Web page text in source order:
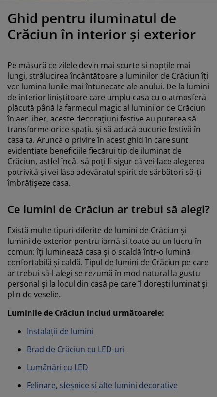
de saltea
Copii
copii
mobilierului
exterior
casă
pentru rufe
Ghid pentru iluminatul de
Crăciun în interior și exterior
Pe măsură ce zilele devin mai scurte și nopțile mai
lungi, strălucirea încântătoare a luminilor de Crăciun îți
vor lumina lunile mai întunecate ale anului. De la lumini
de interior liniștitoare care umplu casa cu o atmosferă
plăcută până la farmecul magic al luminilor de Crăciun
în aer liber, aceste decorațiuni festive au puterea să
transforme orice spațiu și să aducă bucurie festivă în
casa ta. Aruncă o privire în acest ghid în care sunt
evidențiate beneficiile fiecărui tip de iluminat de
Crăciun, astfel încât să poți fi sigur că vei face alegerea
potrivită și vei lăsa adevăratul spirit de sărbători să-ți
îmbrățișeze casa.
Ce lumini de Crăciun ar trebui să alegi?
Există multe tipuri diferite de lumini de Crăciun și
lumini de exterior pentru iarnă și toate au un lucru în
comun: îți luminează casa și o scaldă într-o lumină
confortabilă și caldă. Tipul de lumini de Crăciun pe care
ar trebui să-l alegi se rezumă în mod natural la gustul
personal și la locul din casă pe care îl dorești luminat și
plin de veselie.
Luminile de Crăciun includ următoarele:
Instalații de lumini
Brad de Crăciun cu LED-uri
Lumânări cu LED
Felinare, sfeșnice și alte lumini decorative